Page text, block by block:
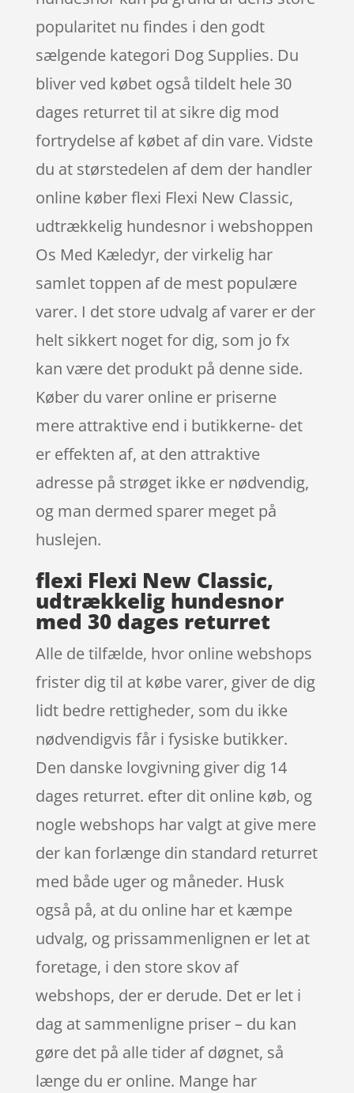
popularitet nu findes i den godt
sælgende kategori Dog Supplies. Du
bliver ved købet også tildelt hele 30
dages returret til at sikre dig mod
fortrydelse af købet af din vare. Vidste
du at størstedelen af dem der handler
online køber flexi Flexi New Classic,
udtrækkelig hundesnor i webshoppen
Os Med Kæledyr, der virkelig har
samlet toppen af de mest populære
varer. I det store udvalg af varer er der
helt sikkert noget for dig, som jo fx
kan være det produkt på denne side.
Køber du varer online er priserne
mere attraktive end i butikkerne- det
er effekten af, at den attraktive
adresse på strøget ikke er nødvendig,
og man dermed sparer meget på
huslejen.
flexi Flexi New Classic,
udtrækkelig hundesnor
med 30 dages returret
Alle de tilfælde, hvor online webshops
frister dig til at købe varer, giver de dig
lidt bedre rettigheder, som du ikke
nødvendigvis får i fysiske butikker.
Den danske lovgivning giver dig 14
dages returret. efter dit online køb, og
nogle webshops har valgt at give mere
der kan forlænge din standard returret
med både uger og måneder. Husk
også på, at du online har et kæmpe
udvalg, og prissammenlignen er let at
foretage, i den store skov af
webshops, der er derude. Det er let i
dag at sammenligne priser – du kan
gøre det på alle tider af døgnet, så
længe du er online. Mange har